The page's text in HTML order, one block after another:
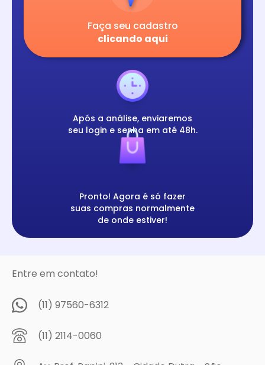
Faça seu cadastro
clicando aqui
Após a análise, enviaremos
seu login e senha em até 48h.
Pronto! Agora é só fazer
suas compras normalmente
de onde estiver!
Entre em contato!
(11) 97560-6312
(11) 2114-0060